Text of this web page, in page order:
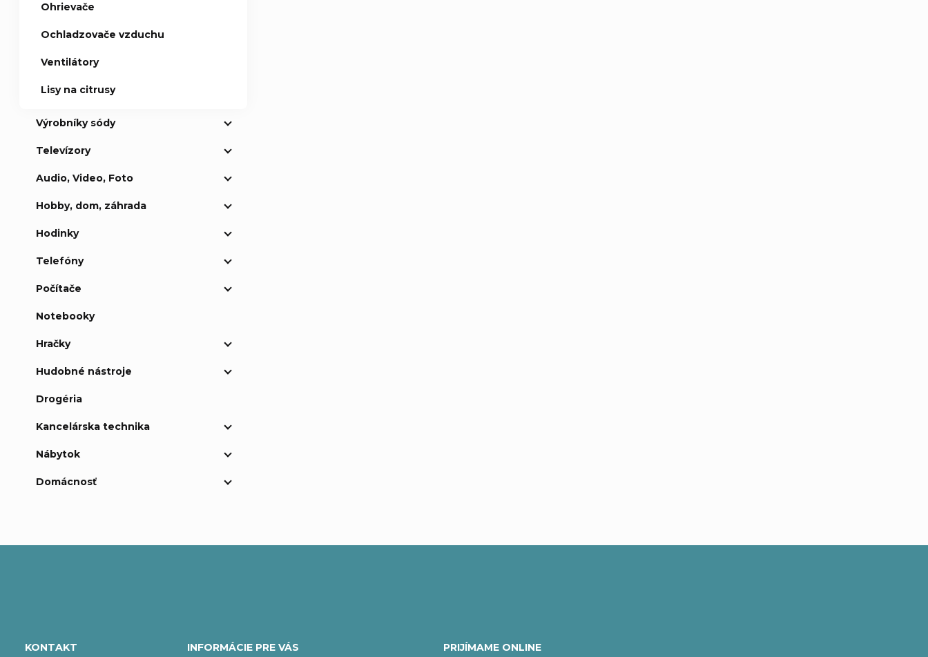
Ohrievače
Ochladzovače vzduchu
Ventilátory
Lisy na citrusy
Výrobníky sódy
Televízory
Audio, Video, Foto
Hobby, dom, záhrada
Hodinky
Telefóny
Počítače
Notebooky
Hračky
Hudobné nástroje
Drogéria
Kancelárska technika
Nábytok
Domácnosť
KONTAKT INFORMÁCIE PRE VÁS
PRIJÍMAME ONLINE